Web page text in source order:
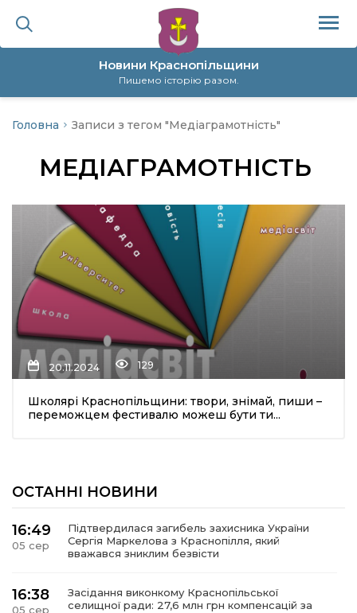
Новини Краснопільщини
Пишемо історію разом.
політика
Головна Записи з тегом "Медіаграмотність"
МЕДІАГРАМОТНІСТЬ
20.11.2024 129
Школярі Краснопільщини: твори, знімай, пиши –
переможцем фестивалю можеш бути ти...
ОСТАННІ НОВИНИ
16:49
05 сер
Підтвердилася загибель захисника України
Сергія Маркелова з Краснопілля, який
вважався зниклим безвісти
16:38
05 сер
Засідання виконкому Краснопільської
селищної ради: 27,6 млн грн компенсацій за